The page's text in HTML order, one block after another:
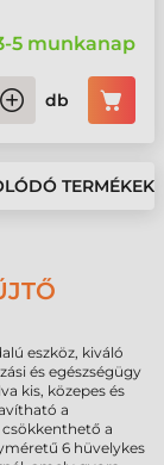
5 munkanap
db
TERMÉKEK
eszköz, kiváló
és egészségügy
kis, közepes és
a
a
6 hüvelykes